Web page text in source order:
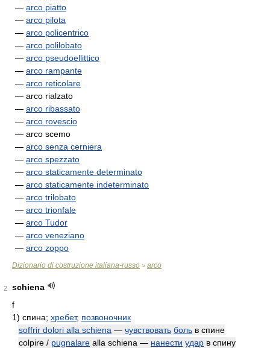
— arco piatto
— arco pilota
— arco policentrico
— arco polilobato
— arco pseudoellittico
— arco rampante
— arco reticolare
— arco rialzato
— arco ribassato
— arco rovescio
— arco scemo
— arco senza cerniera
— arco spezzato
— arco staticamente determinato
— arco staticamente indeterminato
— arco trilobato
— arco trionfale
— arco Tudor
— arco veneziano
— arco zoppo
Dizionario di costruzione italiana-russo > arco
2
schiena
f
1) спина; хребет, позвоночник
soffrir dolori alla schiena — чувствовать боль в спине
colpire / pugnalare alla schiena — нанести удар в спину